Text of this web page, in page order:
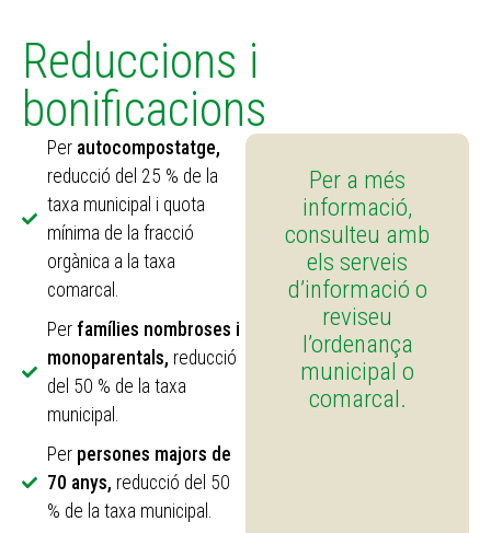
Reduccions i
bonificacions
Per autocompostatge,
reducció del 25 % de la
taxa municipal i quota
mínima de la fracció
orgànica a la taxa
comarcal.
Per famílies nombroses i
monoparentals, reducció
del 50 % de la taxa
municipal.
Per persones majors de
70 anys, reducció del 50
% de la taxa municipal.
Per a més
informació,
consulteu amb
els serveis
d’informació o
reviseu
l’ordenança
municipal o
comarcal.